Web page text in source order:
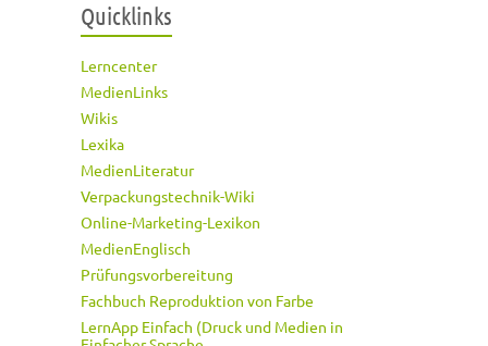
Quicklinks
Lerncenter
MedienLinks
Wikis
Lexika
MedienLiteratur
Verpackungstechnik-Wiki
Online-Marketing-Lexikon
MedienEnglisch
Prüfungsvorbereitung
Fachbuch Reproduktion von Farbe
LernApp Einfach (Druck und Medien in